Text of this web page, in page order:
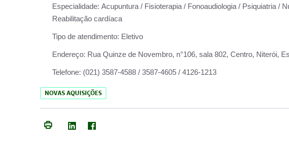
Especialidade: Acupuntura / Fisioterapia / Fonoaudiologia / Psiquiatria /
Reabilitação cardíaca
Tipo de atendimento: Eletivo
Endereço: Rua Quinze de Novembro, n°106, sala 802, Centro, Niterói,
Telefone: (021) 3587-4588 / 3587-4605 / 4126-1213
NOVAS AQUISIÇÕES